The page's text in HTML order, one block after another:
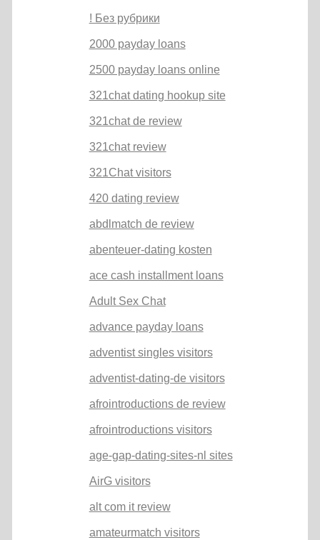
! Без рубрики
2000 payday loans
2500 payday loans online
321chat dating hookup site
321chat de review
321chat review
321Chat visitors
420 dating review
abdlmatch de review
abenteuer-dating kosten
ace cash installment loans
Adult Sex Chat
advance payday loans
adventist singles visitors
adventist-dating-de visitors
afrointroductions de review
afrointroductions visitors
age-gap-dating-sites-nl sites
AirG visitors
alt com it review
amateurmatch visitors